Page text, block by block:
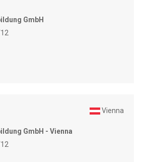
GmbH
Vienna
GmbH - Vienna